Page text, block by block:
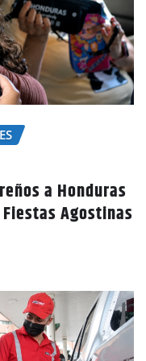
a Honduras
Agostinas